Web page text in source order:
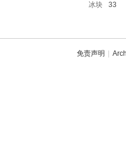
冰块
33
免责声明